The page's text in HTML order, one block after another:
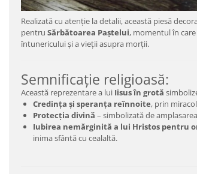
Realizată cu atenție la detalii, această piesă
pentru Sărbătoarea Paștelui, momentul în
întunericului și a vieții asupra morții.
Semnificație religioasă:
Această reprezentare a lui Iisus în grotă
Credința și speranța reînnoite, prin
Protecția divină – simbolizată de
Iubirea nemărginită a lui Hristos pentru
inima sfântă cu cealaltă.